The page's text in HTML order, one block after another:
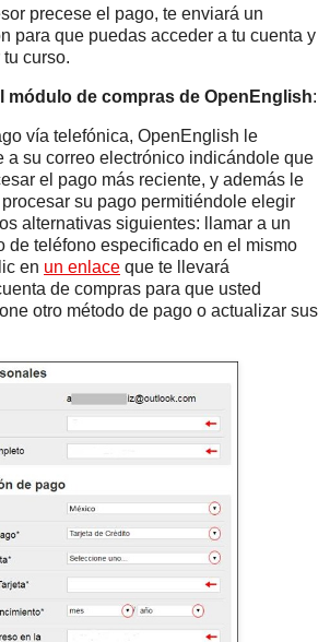
precese el pago, te enviará un
para que puedas acceder a tu cuenta y
curso.
módulo de compras de OpenEnglish:
vía telefónica, OpenEnglish le
a su correo electrónico indicándole que
el pago más reciente, y además le
su pago permitiéndole elegir
alternativas siguientes: llamar a un
de teléfono especificado en el mismo
en un enlace que te llevará
de compras para que usted
otro método de pago o actualizar sus